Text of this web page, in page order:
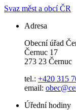
Svaz měst a obcí ČR
Adresa
Obecní úřad
Černuc 17
273 23 Černuc
tel.: +420 315
email:
Úřední hodiny